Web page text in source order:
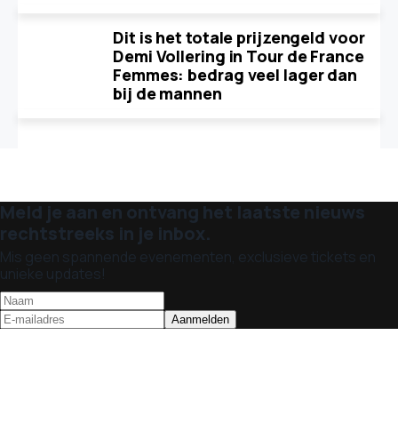
Dit is het totale prijzengeld voor
Demi Vollering in Tour de France
Femmes: bedrag veel lager dan
bij de mannen
Meld je aan en ontvang het laatste nieuws
rechtstreeks in je inbox.
Mis geen spannende evenementen, exclusieve tickets en
unieke updates!